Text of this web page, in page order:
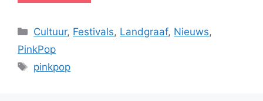
Categorieën
Cultuur, Festivals, Landgraaf, Nieuws,
PinkPop
Tags
pinkpop